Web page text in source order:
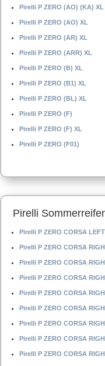
Pirelli P ZERO (AO) (KA) XL
Pirelli P ZERO (AO) XL
Pirelli P ZERO (AR) XL
Pirelli P ZERO (ARR) XL
Pirelli P ZERO (B) XL
Pirelli P ZERO (B1) XL
Pirelli P ZERO (BL) XL
Pirelli P ZERO (F)
Pirelli P ZERO (F) XL
Pirelli P ZERO (F01)
Pirelli
Pirelli P ZERO CORSA
Pirelli P ZERO CORSA
Pirelli P ZERO CORSA
Pirelli P ZERO CORSA
Pirelli P ZERO CORSA
Pirelli P ZERO CORSA
Pirelli P ZERO CORSA
Pirelli P ZERO CORSA
Pirelli P ZERO CORSA